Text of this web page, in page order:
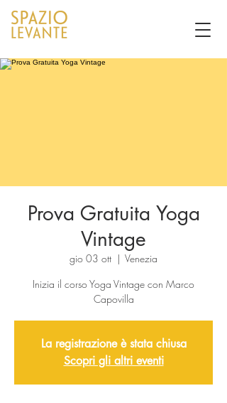
Prova Gratuita Yoga
Vintage
gio 03 ott
  |
Venezia
Inizia il corso Yoga Vintage con Marco
Capovilla
La registrazione è stata chiusa
Scopri gli altri eventi